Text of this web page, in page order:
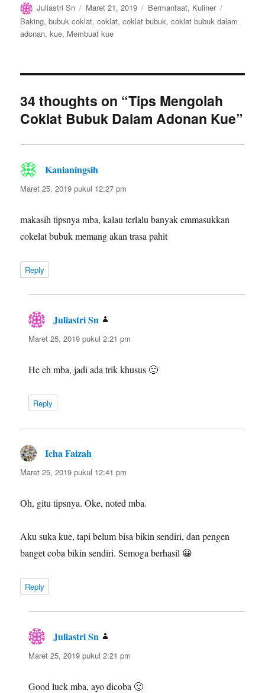
Author
Juliastri Sn
Posted
on
Maret 21, 2019 Categories
Bermanfaat, Kuliner
Baking,bubuk coklat,coklat,coklat bubuk,coklat bubuk dalam
adonan,kue, Membuat kue
34 thoughts on “ Tips Mengolah
Coklat Bubuk Dalam Adonan Kue”
Kanianingsih
Maret 25, 2019 pukul 12:27 pm
makasih tipsnya mba, kalau terlalu banyak emmasukkan
cokelat bubuk memang akan trasa pahit
Reply
Juliastri Sn
Maret 25, 2019 pukul 2:21 pm
He eh mba, jadi ada trik khusus 🙂
Reply
Icha Faizah
Maret 25, 2019 pukul 12:41 pm
Oh, gitu tipsnya. Oke, noted mba.
Aku suka kue, tapi belum bisa bikin sendiri, dan pengen
banget coba bikin sendiri. Semoga berhasil 😀
Reply
Juliastri Sn
Maret 25, 2019 pukul 2:21 pm
Good luck mba, ayo dicoba 🙂